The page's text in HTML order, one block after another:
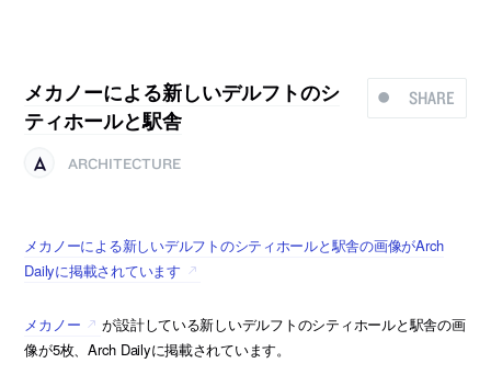
SHARE
メカノーによる新しいデルフトのシ
ティホールと駅舎
ARCHITECTURE
メカノーによる新しいデルフトのシティホールと駅舎の画像がArch
Dailyに掲載されています
メカノー
が設計している新しいデルフトのシティホールと駅舎の画
像が5枚、Arch Dailyに掲載されています。